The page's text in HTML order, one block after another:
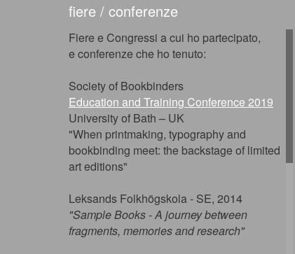
fiere / conferenze
Fiere e Congressi a cui ho partecipato,
e conferenze che ho tenuto:
Society of Bookbinders
Education and Training Conference 2019
University of Bath – UK
"When printmaking, typography and
bookbinding meet: the backstage of limited
art editions"
Leksands Folkhögskola - SE, 2014
"Sample Books - A journey between
fragments, memories and research"